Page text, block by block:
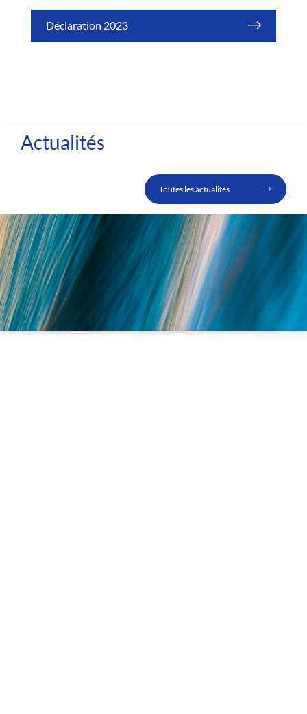
Déclaration 2023
Actualités
Toutes les actualités